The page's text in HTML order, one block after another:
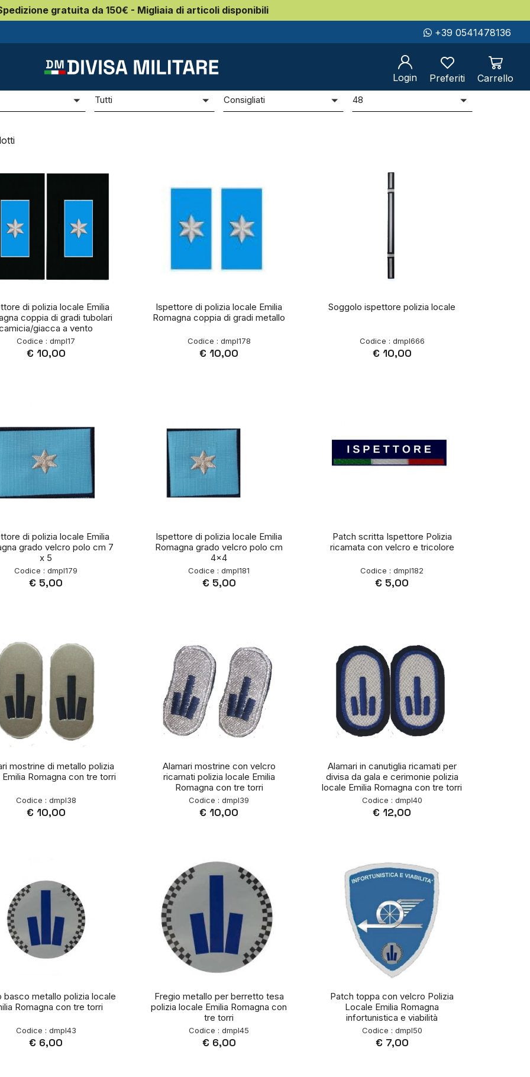
gratuita da 150€ - Migliaia di articoli disponibili
+39 0541478136
Login Preferiti Carrello
locale Emilia Romagna Ispettore
Tutti Consigliati
Prodotti per pag
48
di polizia locale Emilia
coppia di gradi tubolari
giacca a vento
Codice : dmpl17
€ 10,00
Ispettore di polizia locale Emilia
Romagna coppia di gradi metallo
Codice : dmpl178
€ 10,00
Soggolo ispettore polizia locale
Codice : dmpl666
€ 10,00
di polizia locale Emilia
grado velcro polo cm 7
x 5
Codice : dmpl179
€ 5,00
Ispettore di polizia locale Emilia
Romagna grado velcro polo cm
4x4
Codice : dmpl181
€ 5,00
Patch scritta Ispettore Polizia
ricamata con velcro e tricolore
Codice : dmpl182
€ 5,00
mostrine di metallo polizia
Romagna con tre torri
Codice : dmpl38
€ 10,00
Alamari mostrine con velcro
ricamati polizia locale Emilia
Romagna con tre torri
Codice : dmpl39
€ 10,00
Alamari in canutiglia ricamati per
divisa da gala e cerimonie polizia
locale Emilia Romagna con tre torri
Codice : dmpl40
€ 12,00
basco metallo polizia locale
Romagna con tre torri
Codice : dmpl43
€ 6,00
Fregio metallo per berretto tesa
polizia locale Emilia Romagna con
tre torri
Codice : dmpl45
€ 6,00
Patch toppa con velcro Polizia
Locale Emilia Romagna
infortunistica e viabilità
Codice : dmpl50
€ 7,00